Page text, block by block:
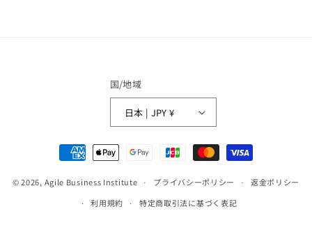
国/地域
日本 | JPY ¥
決
済
方
© 2026, Agile Business Institute プライバシーポリシー
返金ポリシー
利用規約
特定商取引法に基づく表記